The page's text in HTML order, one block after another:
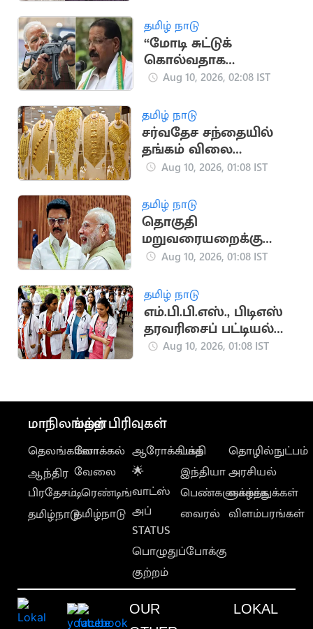
தமிழ் நாடு
“மோடி சுட்டுக்
கொல்வதாக
மிரட்டினாலும்
மாதரம் பாடப்படாது”..
காங். எம்.பி.
Aug 10, 2026, 02:08 IST
தமிழ் நாடு
சர்வதேச சந்தையில்
தங்கம் விலை
மளமளவென
Aug 10, 2026, 01:08 IST
தமிழ் நாடு
தொகுதி
மறுவரையறைக்கு
திமுக ஆதரவை பெற
Aug 10, 2026, 01:08 IST
தமிழ் நாடு
எம்.பி.பி.எஸ்., பிடிஎஸ்
தரவரிசைப் பட்டியல்
இன்று வெளியீடு
Aug 10, 2026, 01:08 IST
மாநிலங்கள்
தெலங்கானா
ஆந்திர
பிரதேசம்
தமிழ்நாடு
மற்ற பிரிவுகள்
லோக்கல்
வேலை
டிரெண்டிங்
தமிழ்நாடு
ஆரோக்கியம்
🌟
வாட்ஸ்
அப்
STATUS
பொழுதுப்போக்கு
குற்றம்
பக்தி
இந்தியா
பெண்களுக்காக
வைரல்
தொழில்நுட்பம்
அரசியல்
வாழ்த்துக்கள்
விளம்பரங்கள்
OUR
LOKAL